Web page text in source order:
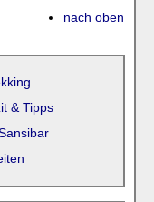
nach oben
& Tipps